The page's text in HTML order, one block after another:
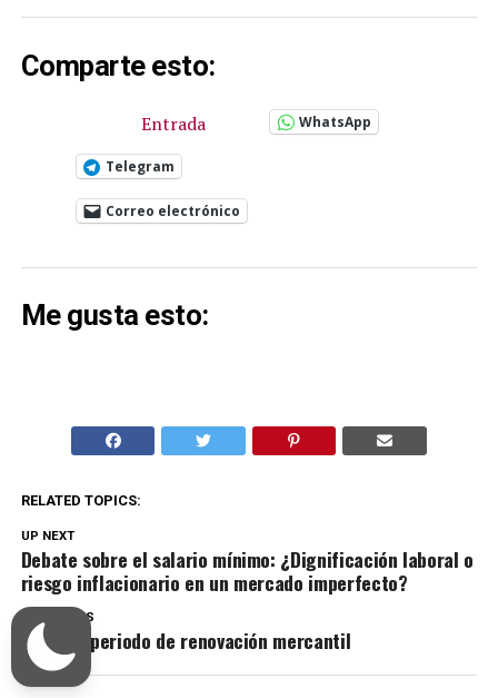
Comparte esto:
Entrada WhatsApp
Telegram
Correo electrónico
Me gusta esto:
RELATED TOPICS:
UP NEXT
Debate sobre el salario mínimo: ¿Dignificación laboral o
riesgo inflacionario en un mercado imperfecto?
DON'T MISS
Inicia el periodo de renovación mercantil